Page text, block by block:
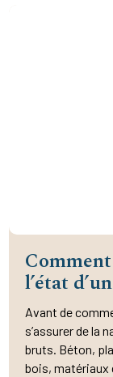
l’état
Avant de
s’assurer de la
bruts. Béton,
bois, matériaux